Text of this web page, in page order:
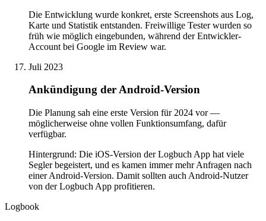
Die Entwicklung wurde konkret, erste Screenshots aus Log,
Karte und Statistik entstanden. Freiwillige Tester wurden so
früh wie möglich eingebunden, während der Entwickler-
Account bei Google im Review war.
Juli 2023
Ankündigung der Android-Version
Die Planung sah eine erste Version für 2024 vor —
möglicherweise ohne vollen Funktionsumfang, dafür
verfügbar.
Hintergrund: Die iOS-Version der Logbuch App hat viele
Segler begeistert, und es kamen immer mehr Anfragen nach
einer Android-Version. Damit sollten auch Android-Nutzer
von der Logbuch App profitieren.
Logbook